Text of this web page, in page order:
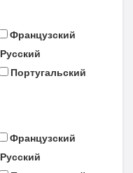
Французский
Русский
Португальский
Французский
Русский